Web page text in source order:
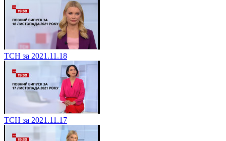
ТСН за 2021.11.18
ТСН за 2021.11.17